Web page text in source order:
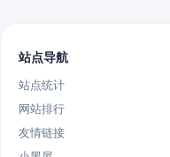
站点导航
站点统计
网站排行
友情链接